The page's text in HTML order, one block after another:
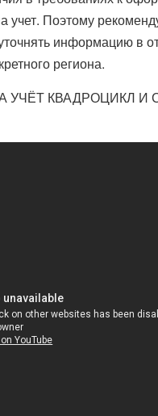
учет. Поэтому
информацию в
региона.
УЧЁТ КВАДРОЦИКЛ И